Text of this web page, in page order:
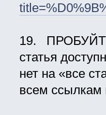
19.
статья
нет на «все
всем ссылкам